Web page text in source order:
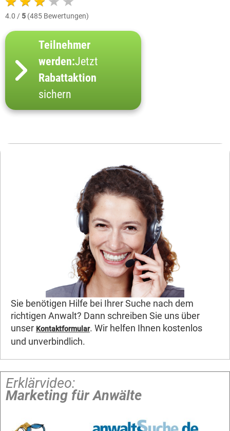
4.0 / 5 (485 Bewertungen)
Teilnehmer
werden:Jetzt
Rabattaktion
sichern
Sie benötigen Hilfe bei Ihrer Suche nach dem
richtigen Anwalt? Dann schreiben Sie uns über
unser Kontaktformular. Wir helfen Ihnen kostenlos
und unverbindlich.
Erklärvideo:
Marketing für Anwälte